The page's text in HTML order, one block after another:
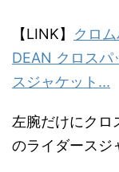
【LINK】 クロ
DEAN クロスパ
スジャケット...
左腕だけにクロ
のライダースジ